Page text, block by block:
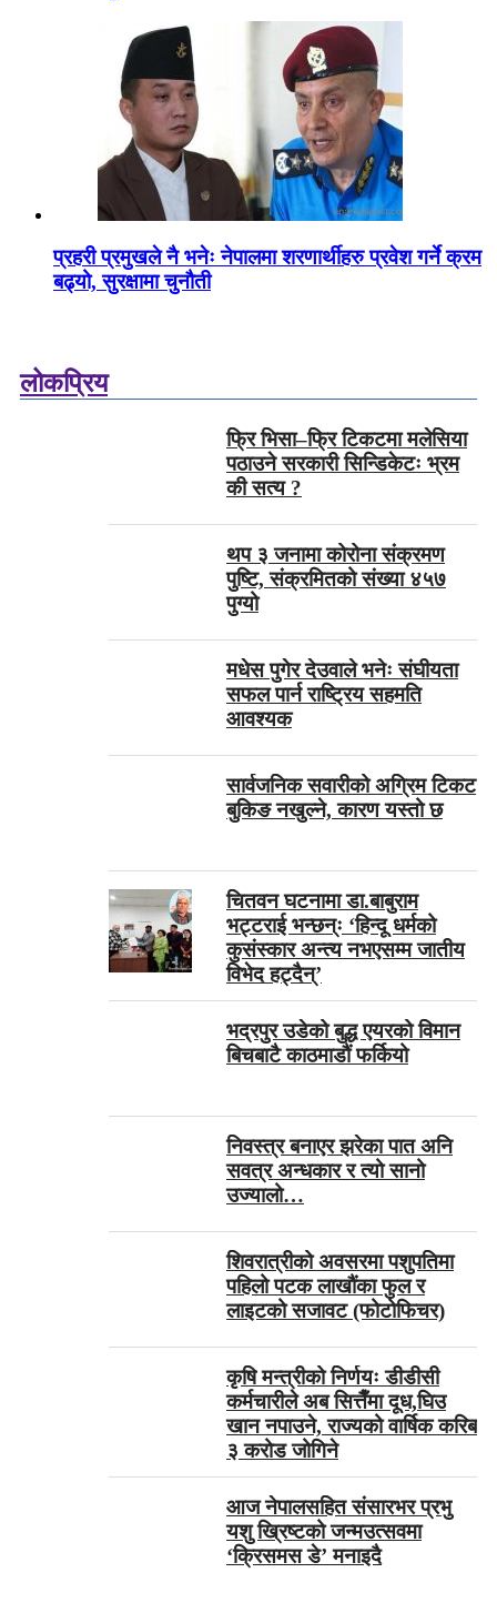
प्रहरी प्रमुखले नै भनेः नेपालमा शरणार्थीहरु प्रवेश गर्ने क्रम
बढ्यो, सुरक्षामा चुनौती
लोकप्रिय
फ्रि भिसा–फ्रि टिकटमा मलेसिया
पठाउने सरकारी सिन्डिकेटः भ्रम
की सत्य ?
थप ३ जनामा कोरोना संक्रमण
पुष्टि, संक्रमितको संख्या ४५७
पुग्यो
मधेस पुगेर देउवाले भनेः संघीयता
सफल पार्न राष्ट्रिय सहमति
आवश्यक
सार्वजनिक सवारीको अग्रिम टिकट
बुकिङ नखुल्ने, कारण यस्तो छ
चितवन घटनामा डा.बाबुराम
भट्टराई भन्छन्ः ‘हिन्दू धर्मको
कुसंस्कार अन्त्य नभएसम्म जातीय
विभेद हट्दैन्’
भद्रपुर उडेको बुद्ध एयरको विमान
बिचबाटै काठमाडौं फर्कियो
निवस्त्र बनाएर झरेका पात अनि
सवत्र अन्धकार र त्यो सानो
उज्यालो…
शिवरात्रीको अवसरमा पशुपतिमा
पहिलो पटक लाखौंका फुल र
लाइटको सजावट (फोटोफिचर)
कृषि मन्त्रीको निर्णयः डीडीसी
कर्मचारीले अब सित्तैँमा दूध,घिउ
खान नपाउने, राज्यको वार्षिक करिब
३ करोड जोगिने
आज नेपालसहित संसारभर प्रभु
यशु ख्रिष्टको जन्मउत्सवमा
‘क्रिसमस डे’ मनाइदै